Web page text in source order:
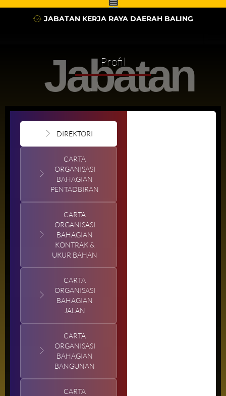
JABATAN KERJA RAYA DAERAH BALING
Jabatan
Profil
DIREKTORI
CARTA
ORGANISASI
BAHAGIAN
PENTADBIRAN
CARTA
ORGANISASI
BAHAGIAN
KONTRAK &
UKUR BAHAN
CARTA
ORGANISASI
BAHAGIAN
JALAN
CARTA
ORGANISASI
BAHAGIAN
BANGUNAN
CARTA